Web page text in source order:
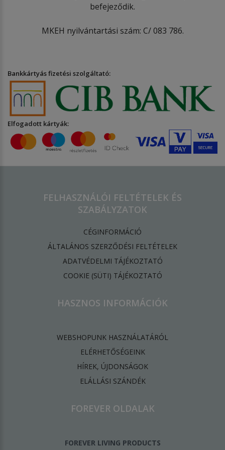
befejeződik.
MKEH nyilvántartási szám: C/ 083 786.
Bankkártyás fizetési szolgáltató:
Elfogadott kártyák:
FELHASZNÁLÓI FELTÉTELEK ÉS
SZABÁLYZATOK
CÉGINFORMÁCIÓ
ÁLTALÁNOS SZERZŐDÉSI FELTÉTELEK
ADATVÉDELMI TÁJÉKOZTATÓ
​COOKIE (SÜTI) TÁJÉKOZTATÓ
HASZNOS INFORMÁCIÓK
WEBSHOPUNK HASZNÁLATÁRÓL
ELÉRHETŐSÉGEINK
HÍREK, ÚJDONSÁGOK
ELÁLLÁSI SZÁNDÉK
FOREVER OLDALAK
FOREVER LIVING PRODUCTS